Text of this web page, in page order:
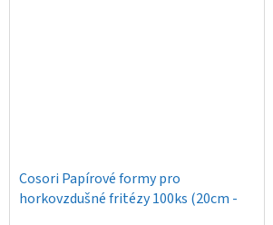
Cosori Papírové formy pro
horkovzdušné fritézy 100ks (20cm -